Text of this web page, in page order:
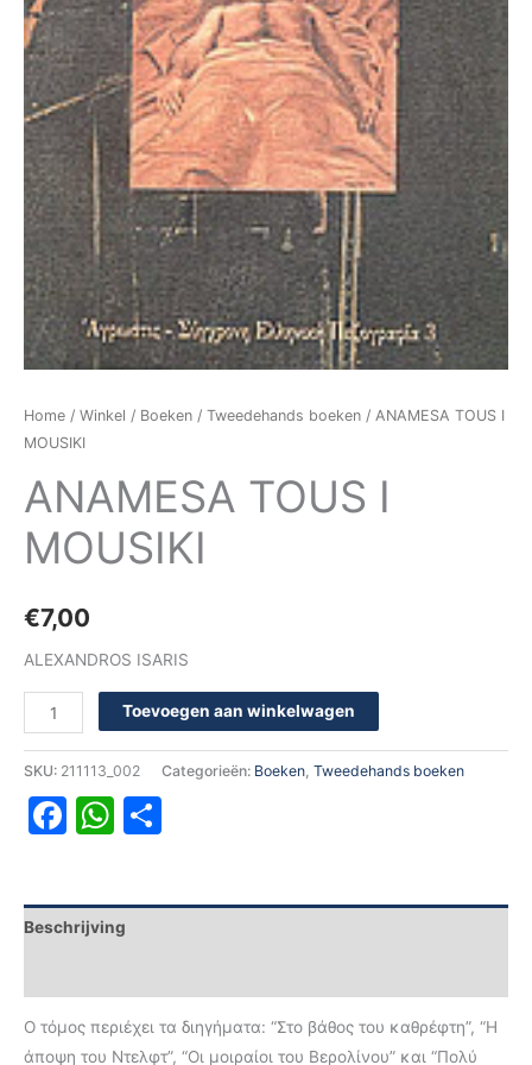
Home / Winkel / Boeken / Tweedehands boeken / ANAMESA TOUS I
MOUSIKI
ANAMESA TOUS I
MOUSIKI
€7,00
ALEXANDROS ISARIS
Toevoegen aan winkelwagen
SKU: 211113_002 Categorieën: Boeken Tweedehands boeken
Facebook
WhatsApp
Beschrijving
Ο τόμος περιέχει τα διηγήματα: “Στο βάθος του καθρέφτη”, “Η
άποψη του Ντελφτ”, “Οι μοιραίοι του Βερολίνου” και “Πολύ